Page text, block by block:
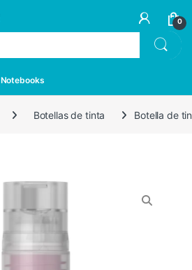
0
Notebooks
Botellas de tinta Botella de